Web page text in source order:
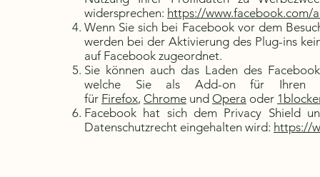
widersprechen: https://www.facebook.com/
Wenn Sie sich bei Facebook vor dem
werden bei der Aktivierung des Plug-ins
auf Facebook zugeordnet.
Sie können auch das Laden des
welche Sie als Add-on für Ihren
für Firefox, Chrome und Opera oder
Facebook hat sich dem Privacy Shield
Datenschutzrecht eingehalten wird: https://